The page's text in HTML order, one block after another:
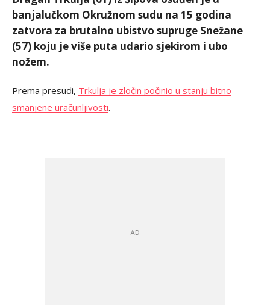
banjalučkom Okružnom sudu na 15 godina
zatvora za brutalno ubistvo supruge Snežane
(57) koju je više puta udario sjekirom i ubo
nožem.
Prema presudi, Trkulja je zločin počinio u stanju bitno
smanjene uračunljivosti.